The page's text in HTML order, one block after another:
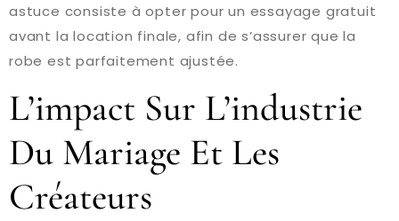
astuce consiste à opter pour un essayage gratuit
avant la location finale, afin de s’assurer que la
robe est parfaitement ajustée.
L’impact Sur L’industrie
Du Mariage Et Les
Créateurs